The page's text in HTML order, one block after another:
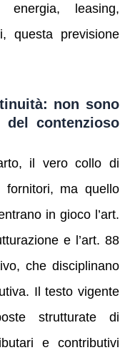
energia, leasing,
questa previsione
non sono
contenzioso
il vero collo di
ma quello
in gioco l’art.
e l’art. 88
che disciplinano
Il testo vigente
strutturate di
e contributivi